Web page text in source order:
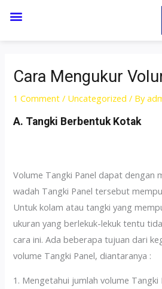
Cara Mengukur
1 Comment / Uncategorized / By
A. Tangki Berbentuk Kotak
Volume Tangki Panel dapat dengan
wadah Tangki Panel tersebut
Untuk kolam atau tangki yang
ukuran yang berlekuk-lekuk tentu
cara ini. Ada beberapa tujuan dari
volume Tangki Panel, diantaranya :
1. Mengetahui jumlah volume Tangki